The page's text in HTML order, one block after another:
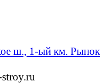
ш., 1-ый км.